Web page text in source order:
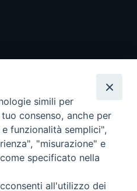
i diritti riservati - Vita
simili per
consenso, anche per
funzionalità semplici",
"misurazione" e
specificato nella
all'utilizzo dei